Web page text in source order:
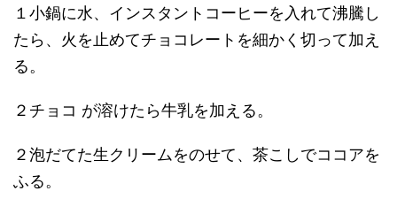
１小鍋に水、インスタントコーヒーを入れて沸騰し
たら、火を止めてチョコレートを細かく切って加え
る。
２チョコ が溶けたら牛乳を加える。
２泡だてた生クリームをのせて、茶こしでココアを
ふる。